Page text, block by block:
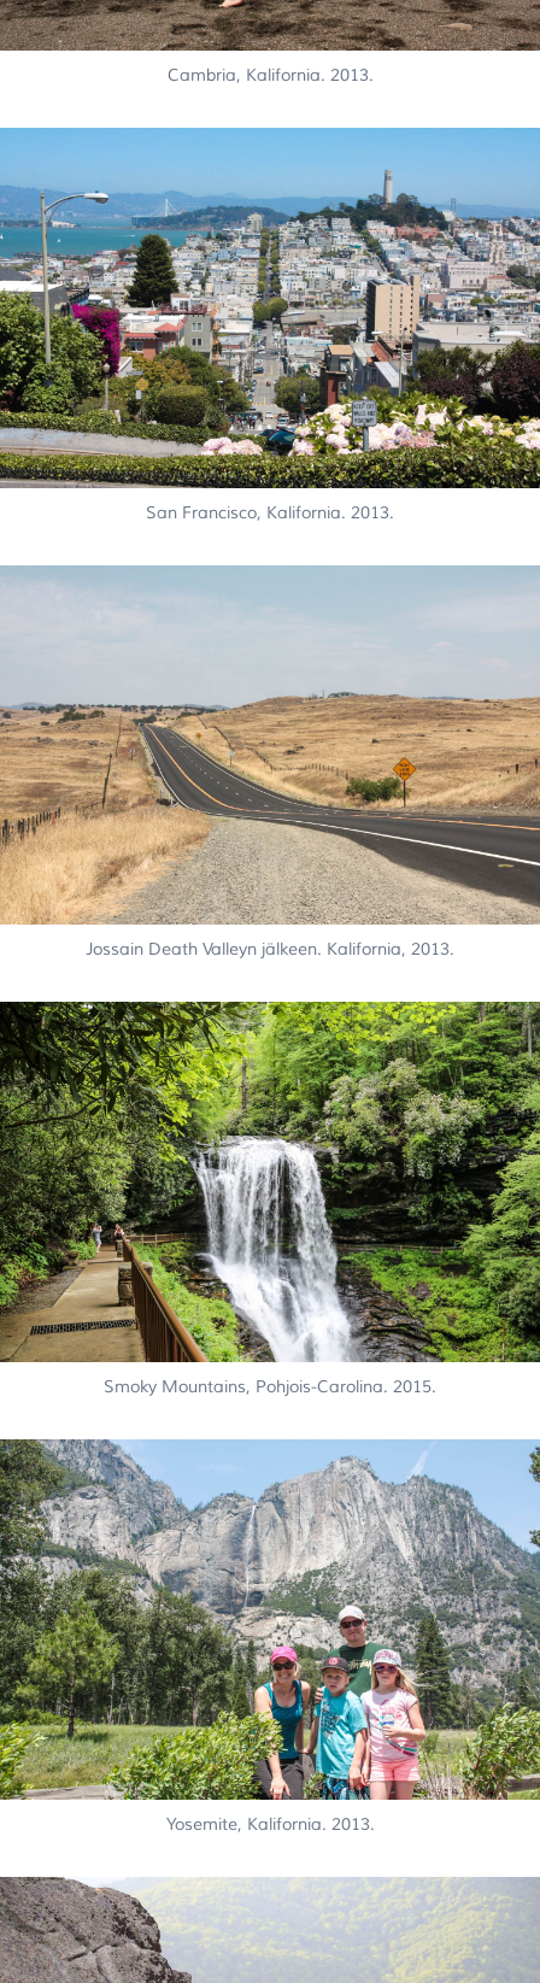
Cambria, Kalifornia. 2013.
San Francisco, Kalifornia. 2013.
Jossain Death Valleyn jälkeen. Kalifornia, 2013.
Smoky Mountains, Pohjois-Carolina. 2015.
Yosemite, Kalifornia. 2013.